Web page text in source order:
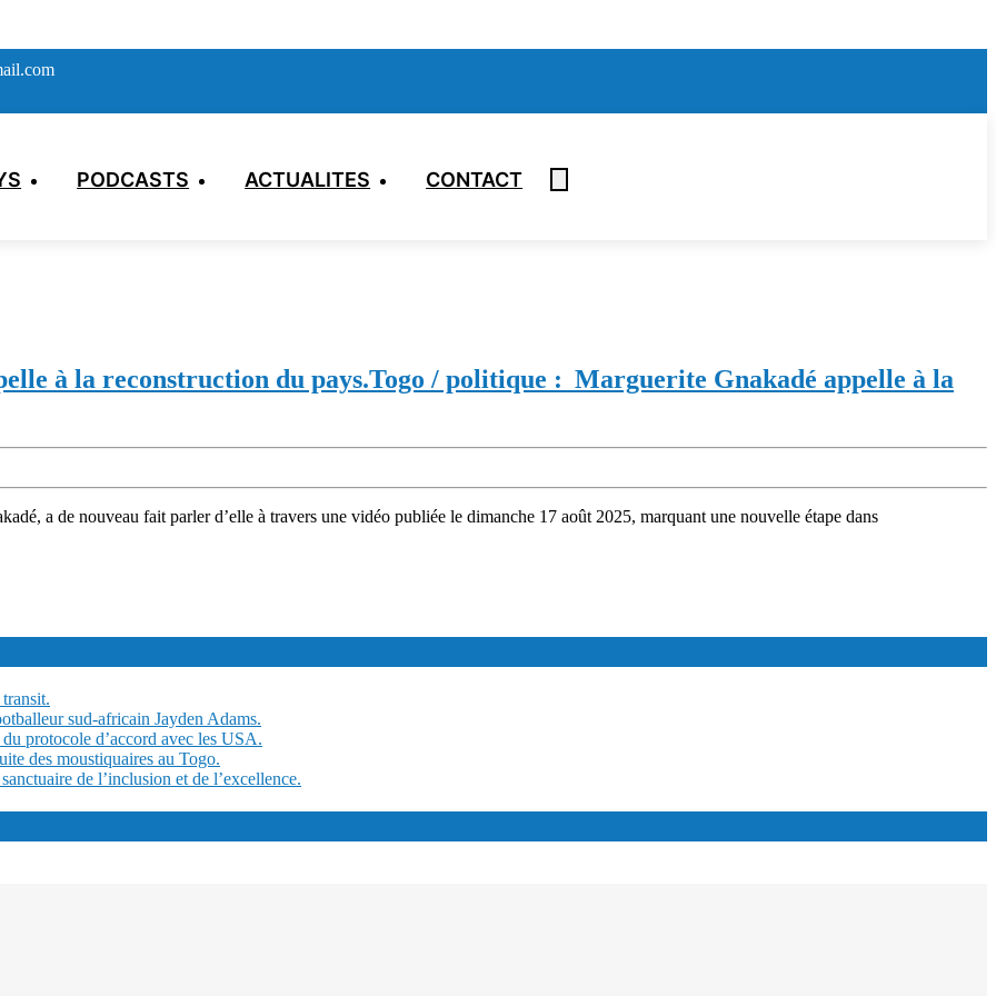
PODCASTS ACTUALITES CONTACT
à la reconstruction du pays.Togo / politique : Marguerite Gnakadé appelle à la
a de nouveau fait parler d’elle à travers une vidéo publiée le dimanche 17 août 2025, marquant une nouvelle étape dans
sud-africain Jayden Adams.
protocole d’accord avec les USA.
des moustiquaires au Togo.
de l’inclusion et de l’excellence.